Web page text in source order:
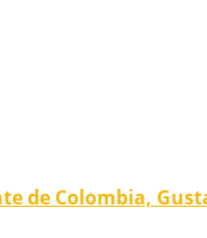
de Colombia,